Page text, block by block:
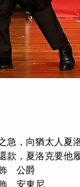
急，向猶太人
款，夏洛克要
　公爵
　安東尼